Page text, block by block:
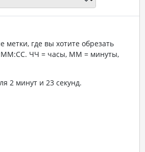
метки, где вы хотите обрезать
ЧЧ = часы, ММ = минуты,
2 минут и 23 секунд.